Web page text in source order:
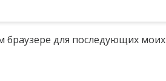
браузере для последующих моих